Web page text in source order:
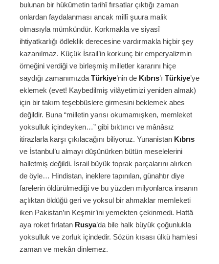
bulunan bir hükûmetin tarihî fırsatlar çıktığı zaman
onlardan faydalanması ancak millî şuura malik
olmasıyla mümkündür. Korkmakla ve siyasî
ihtiyatkarlığı ödleklik derecesine vardırmakla hiçbir şey
kazanılmaz. Küçük İsrail’in korkunç bir emperyalizmin
örneğini verdiği ve birleşmiş milletler kararını hiçe
saydığı zamanımızda Türkiye’nin de Kıbrıs’ı Türkiye’ye
eklemek (evet! Kaybedilmiş vilâyetimizi yeniden almak)
için bir takım teşebbüslere girmesini beklemek abes
değildir. Buna “milletin yarısı okumamışken, memleket
yoksulluk içindeyken…” gibi bıktırıcı ve mânâsız
itirazlarla karşı çıkılacağını biliyoruz. Yunanistan Kıbrıs
ve İstanbul’u almayı düşünürken bütün meselelerini
halletmiş değildi. İsrail büyük toprak parçalarını alırken
de öyle… Hindistan, ineklere tapınılan, günahtır diye
farelerin öldürülmediği ve bu yüzden milyonlarca insanın
açlıktan öldüğü geri ve yoksul bir ahmaklar memleketi
iken Pakistan’ın Keşmir’ini yemekten çekinmedi. Hattâ
aya roket fırlatan Rusya’da bile halk büyük çoğunlukla
yoksulluk ve zorluk içindedir. Sözün kısası ülkü hamlesi
zaman ve mekân dinlemez.